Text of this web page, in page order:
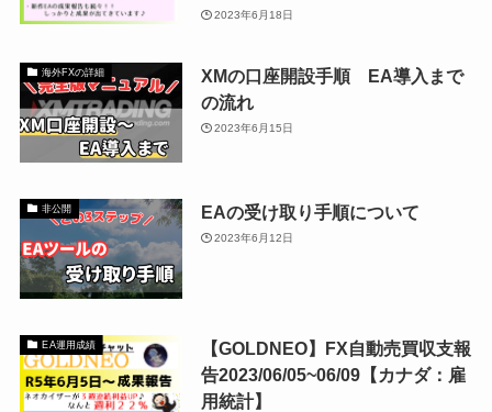
2023年6月18日
海外FXの詳細
XMの口座開設手順 EA導入まで
の流れ
2023年6月15日
非公開 EAの受け取り手順について
2023年6月12日
EA運用成績
【GOLDNEO】FX自動売買収支報
告2023/06/05~06/09【カナダ：雇
用統計】